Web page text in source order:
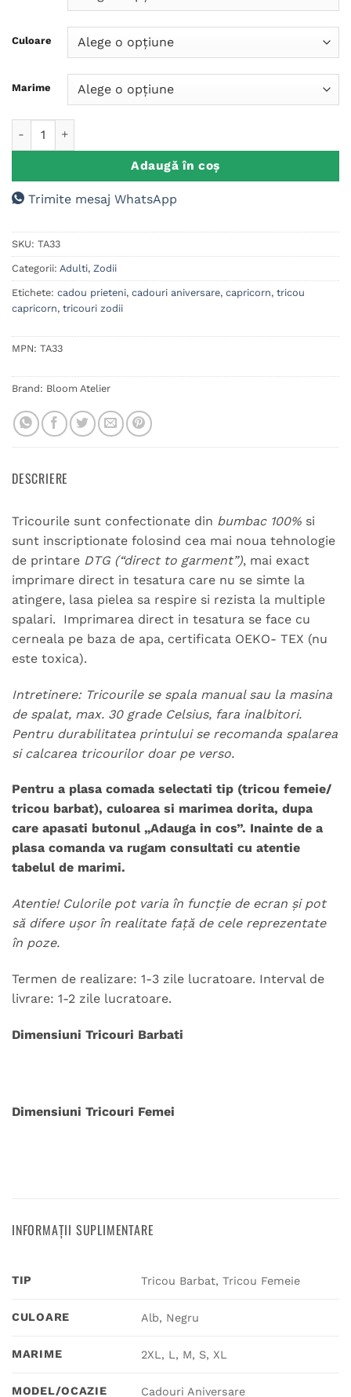
Culoare
Marime
Adaugă în coș
Trimite mesaj WhatsApp
SKU: TA33
Categorii: Adulti, Zodii
Etichete: cadou prieteni, cadouri aniversare, capricorn, tricou
capricorn, tricouri zodii
MPN: TA33
Brand: Bloom Atelier
DESCRIERE
Tricourile sunt confectionate din bumbac 100% si
sunt inscriptionate folosind cea mai noua tehnologie
de printare DTG (“direct to garment”), mai exact
imprimare direct in tesatura care nu se simte la
atingere, lasa pielea sa respire si rezista la multiple
spalari. Imprimarea direct in tesatura se face cu
cerneala pe baza de apa, certificata OEKO- TEX (nu
este toxica).
Intretinere: Tricourile se spala manual sau la masina
de spalat, max. 30 grade Celsius, fara inalbitori.
Pentru durabilitatea printului se recomanda spalarea
si calcarea tricourilor doar pe verso.
Pentru a plasa comada selectati tip (tricou femeie/
tricou barbat), culoarea si marimea dorita, dupa
care apasati butonul „Adauga in cos”. Inainte de a
plasa comanda va rugam consultati cu atentie
tabelul de marimi.
Atentie! Culorile pot varia în funcție de ecran și pot
să difere ușor în realitate față de cele reprezentate
în poze.
Termen de realizare: 1-3 zile lucratoare. Interval de
livrare: 1-2 zile lucratoare.
Dimensiuni Tricouri Barbati
Dimensiuni Tricouri Femei
INFORMAȚII SUPLIMENTARE
TIP Tricou Barbat, Tricou Femeie
CULOARE Alb, Negru
MARIME 2XL, L, M, S, XL
MODEL/OCAZIE Cadouri Aniversare